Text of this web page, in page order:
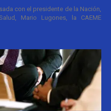
con el presidente de la Nación,
Mario Lugones, la CAEME